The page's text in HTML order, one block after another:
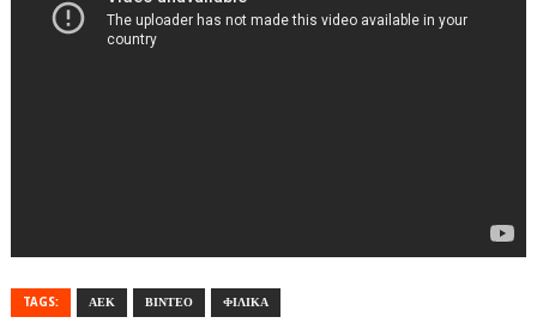
TAGS: ΑΕΚ ΒΙΝΤΕΟ ΦΙΛΙΚΑ